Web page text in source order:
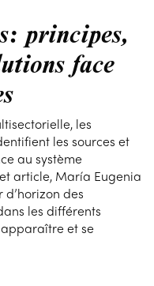
principes,
face
les
les sources et
au système
article, María Eugenia
des
les différents
et se